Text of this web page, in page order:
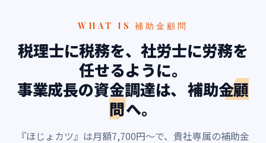
WHAT IS 補助金顧問
税理士に税務を、社労士に労務を
任せるように。
事業成長の資金調達は、 補助金顧
問へ。
『ほじょカツ』は月額7,700円〜で、貴社専属の補助金